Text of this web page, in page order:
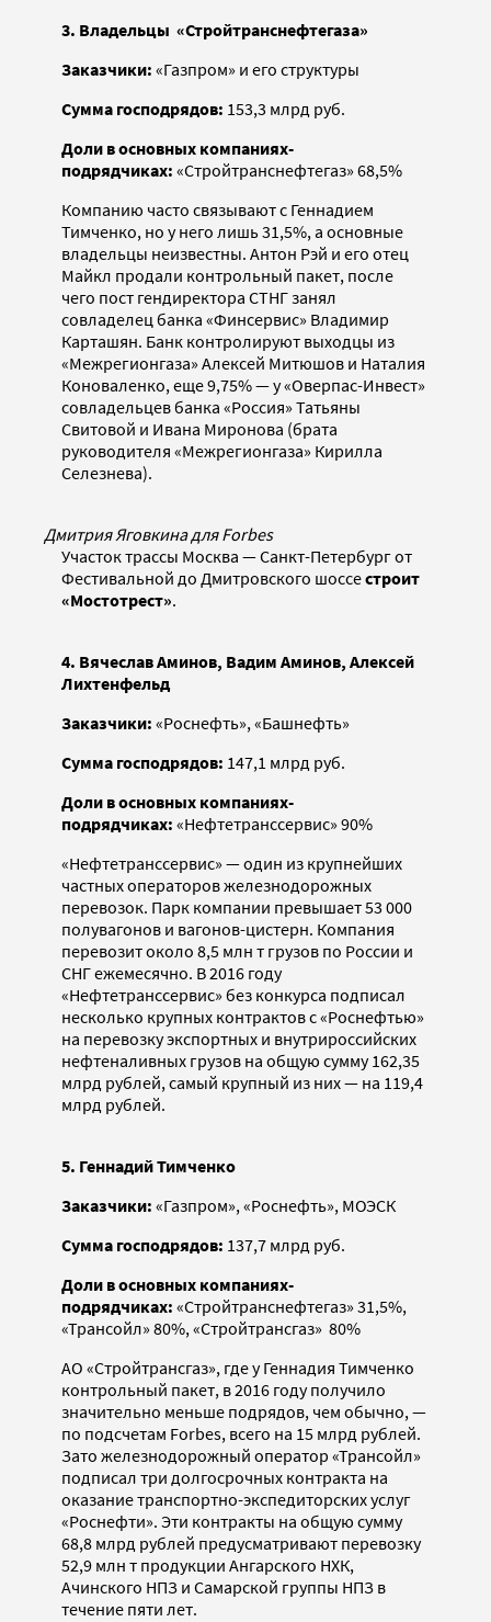
3. Владельцы «Стройтранснефтегаза»
Заказчики: «Газпром» и его структуры
Сумма господрядов: 153,3 млрд руб.
Доли в основных компаниях-
подрядчиках: «Стройтранснефтегаз» 68,5%
Компанию часто связывают с Геннадием
Тимченко, но у него лишь 31,5%, а основные
владельцы неизвестны. Антон Рэй и его отец
Майкл продали контрольный пакет, после
чего пост гендиректора СТНГ занял
совладелец банка «Финсервис» Владимир
Карташян. Банк контролируют выходцы из
«Межрегионгаза» Алексей Митюшов и Наталия
Коноваленко, еще 9,75% — у «Оверпас-Инвест»
совладельцев банка «Россия» Татьяны
Свитовой и Ивана Миронова (брата
руководителя «Межрегионгаза» Кирилла
Селезнева).
Дмитрия Яговкина для Forbes
Участок трассы Москва — Санкт-­Петербург от
Фестивальной до Дмитровского шоссестроит
«Мостотрест».
4. Вячеслав Аминов, Вадим Аминов, Алексей
Лихтенфельд
Заказчики: «Роснефть», «Башнефть»
Сумма господрядов: 147,1 млрд руб.
Доли в основных компаниях-
подрядчиках: «Нефтетранссервис» 90%
«Нефтетранссервис» — один из крупнейших
частных операторов железнодорожных
перевозок. Парк компании превышает 53 000
полувагонов и вагонов-цистерн. Компания
перевозит около 8,5 млн т грузов по России и
СНГ ежемесячно. В 2016 году
«Нефтетранссервис» без конкурса подписал
несколько крупных контрактов с «Роснефтью»
на перевозку экспортных и внутрироссийских
нефтеналивных грузов на общую сумму 162,35
млрд рублей, самый крупный из них — на 119,4
млрд рублей.
5. Геннадий Тимченко
Заказчики: «Газпром», «Роснефть», МОЭСК
Сумма господрядов: 137,7 млрд руб.
Доли в основных компаниях-
подрядчиках: «Стройтранснефтегаз» 31,5%,
«Трансойл» 80%, «Стройтрансгаз» 80%
АО «Стройтрансгаз», где у Геннадия Тимченко
контрольный пакет, в 2016 году получило
значительно меньше подрядов, чем обычно, —
по подсчетам Forbes, всего на 15 млрд рублей.
Зато железнодорожный оператор «Транс­ойл»
подписал три долгосрочных контракта на
оказание транспортно-экспедиторских услуг
«Роснефти». Эти контракты на общую сумму
68,8 млрд рублей предусматривают перевозку
52,9 млн т продукции Ангарского НХК,
Ачинского НПЗ и Самарской группы НПЗ в
течение пяти лет.